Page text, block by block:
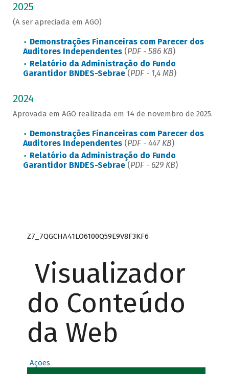
2025
(A ser apreciada em AGO)
Demonstrações Financeiras com Parecer dos
Auditores Independentes(PDF - 586 KB)
Relatório da Administração do Fundo
Garantidor BNDES-Sebrae(PDF - 1,4 MB)
2024
Aprovada em AGO realizada em 14 de novembro de 2025.
Demonstrações Financeiras com Parecer dos
Auditores Independentes(PDF - 447 KB)
Relatório da Administração do Fundo
Garantidor BNDES-Sebrae(PDF - 629 KB)
Z7_7QGCHA41LO6100Q59E9V8F3KF6
Visualizador
do Conteúdo
da Web
Ações